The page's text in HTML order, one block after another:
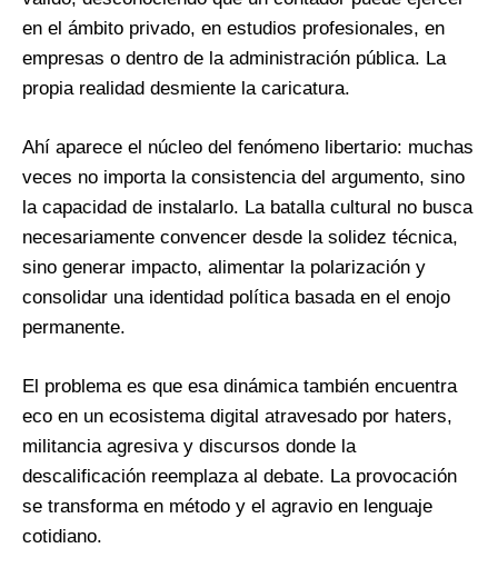
en el ámbito privado, en estudios profesionales, en
empresas o dentro de la administración pública. La
propia realidad desmiente la caricatura.
Ahí aparece el núcleo del fenómeno libertario: muchas
veces no importa la consistencia del argumento, sino
la capacidad de instalarlo. La batalla cultural no busca
necesariamente convencer desde la solidez técnica,
sino generar impacto, alimentar la polarización y
consolidar una identidad política basada en el enojo
permanente.
El problema es que esa dinámica también encuentra
eco en un ecosistema digital atravesado por haters,
militancia agresiva y discursos donde la
descalificación reemplaza al debate. La provocación
se transforma en método y el agravio en lenguaje
cotidiano.